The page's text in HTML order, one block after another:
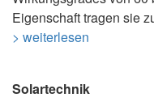
Eigenschaft tragen sie
> weiterlesen
Solartechnik